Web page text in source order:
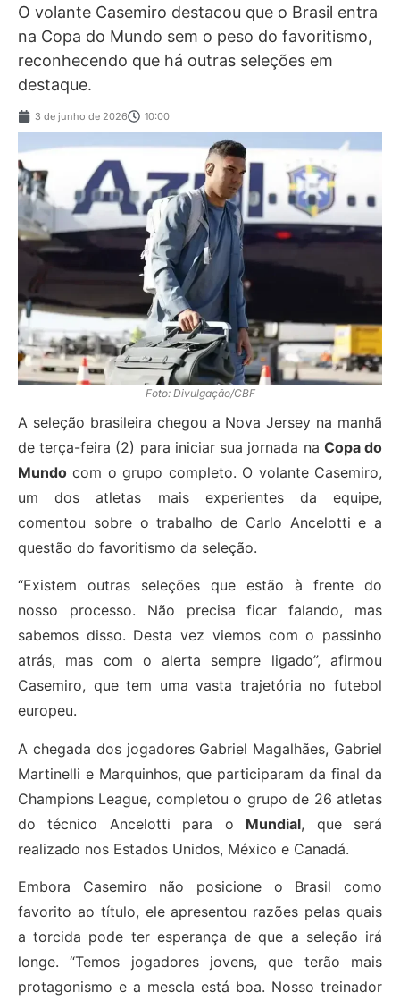
O volante Casemiro destacou que o Brasil entra
na Copa do Mundo sem o peso do favoritismo,
reconhecendo que há outras seleções em
destaque.
3 de junho de 2026 10:00
Foto: Divulgação/CBF
A seleção brasileira chegou a Nova Jersey na manhã
de terça-feira (2) para iniciar sua jornada na Copa do
Mundo com o grupo completo. O volante Casemiro,
um dos atletas mais experientes da equipe,
comentou sobre o trabalho de Carlo Ancelotti e a
questão do favoritismo da seleção.
“Existem outras seleções que estão à frente do
nosso processo. Não precisa ficar falando, mas
sabemos disso. Desta vez viemos com o passinho
atrás, mas com o alerta sempre ligado”, afirmou
Casemiro, que tem uma vasta trajetória no futebol
europeu.
A chegada dos jogadores Gabriel Magalhães, Gabriel
Martinelli e Marquinhos, que participaram da final da
Champions League, completou o grupo de 26 atletas
do técnico Ancelotti para o Mundial, que será
realizado nos Estados Unidos, México e Canadá.
Embora Casemiro não posicione o Brasil como
favorito ao título, ele apresentou razões pelas quais
a torcida pode ter esperança de que a seleção irá
longe. “Temos jogadores jovens, que terão mais
protagonismo e a mescla está boa. Nosso treinador